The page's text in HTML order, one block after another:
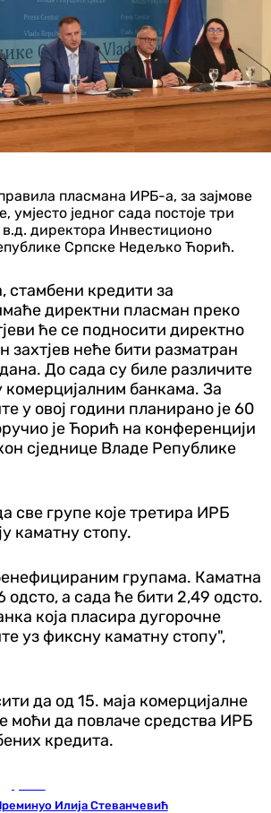
пласмана ИРБ-а, за зајмове
умјесто једног сада постоје три
в.д. директора Инвестиционо
Српске Недељко Ћорић.
стамбени кредити за
директни пласман преко
ће се подносити директно
захтјев неће бити разматран
До сада су биле различите
комерцијалним банкама. За
у овој години планирано је 60
је Ћорић на конференцији
сједнице Владе Републике
све групе које третира ИРБ
каматну стопу.
групама. Каматна
одсто, а сада ће бити 2,49 одсто.
која пласира дугорочне
уз фиксну каматну стопу",
да од 15. маја комерцијалне
моћи да повлаче средства ИРБ
кредита.
Илија Стеванчевић